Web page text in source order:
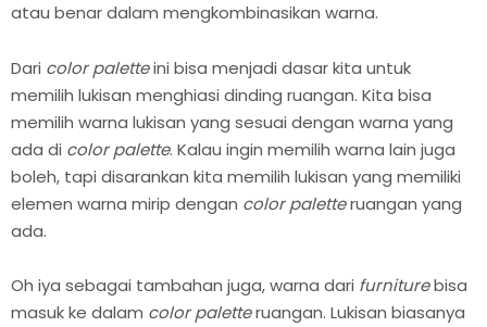
atau benar dalam mengkombinasikan warna.
Dari color paletteini bisa menjadi dasar kita untuk
memilih lukisan menghiasi dinding ruangan. Kita bisa
memilih warna lukisan yang sesuai dengan warna yang
ada di color palette. Kalau ingin memilih warna lain juga
boleh, tapi disarankan kita memilih lukisan yang memiliki
elemen warna mirip dengan color paletteruangan yang
ada.
Oh iya sebagai tambahan juga, warna dari furniturebisa
masuk ke dalam color paletteruangan. Lukisan biasanya